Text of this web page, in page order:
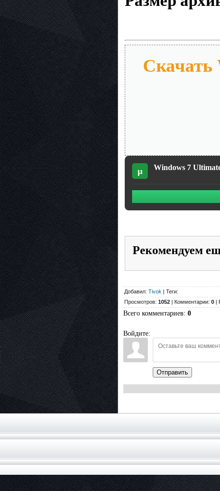
Скачать
µ Windows 7
Рекомендуем
Добавил: Tivok | Теги:
Просмотров: 1052 | Комментарии: 0 |
Всего комментариев: 0
Войдите:
Отправить